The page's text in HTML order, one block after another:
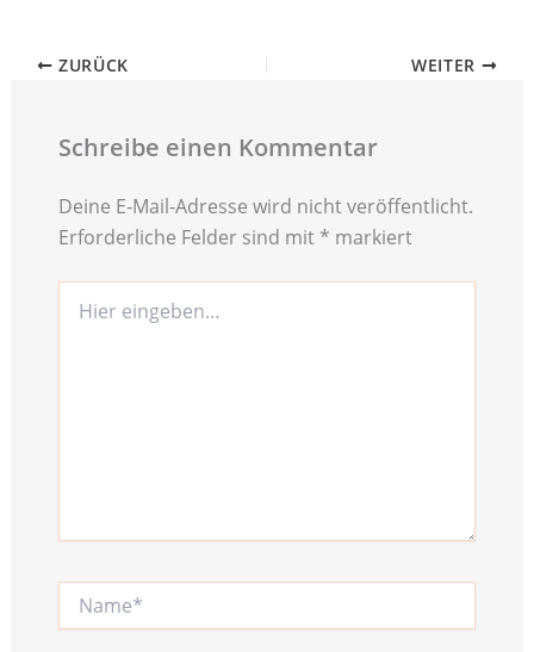
ZURÜCK WEITER
Schreibe einen Kommentar
Deine E-Mail-Adresse wird nicht veröffentlicht.
Erforderliche Felder sind mit * markiert
eingeben…